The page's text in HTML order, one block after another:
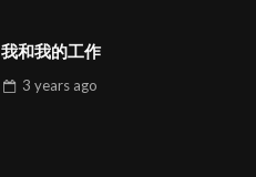
我和我的工作
3 years ago